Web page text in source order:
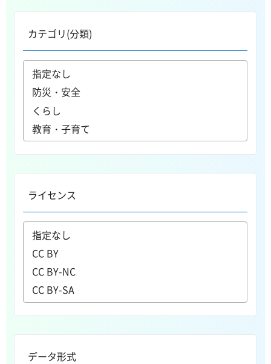
カテゴリ(分類)
ライセンス
データ形式